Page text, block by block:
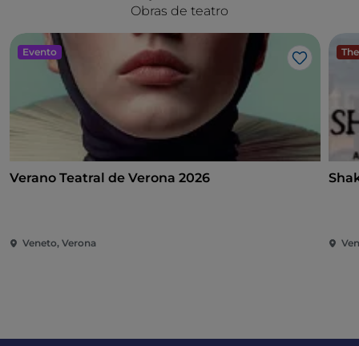
Obras de teatro
Evento
Me gusta
Verano Teatral de Verona 2026
Veneto, Verona